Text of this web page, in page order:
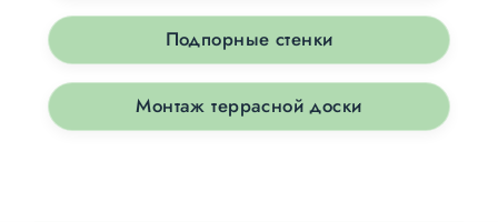
Подпорные стенки
Монтаж террасной доски